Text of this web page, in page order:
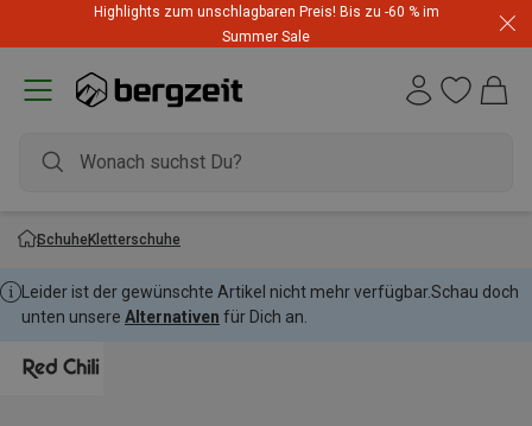
Highlights zum unschlagbaren Preis! Bis zu -60 % im
Summer Sale
SchuheKletterschuhe
Leider ist der gewünschte Artikel nicht mehr verfügbar.Schau doch
unten unsere Alternativen für Dich an.